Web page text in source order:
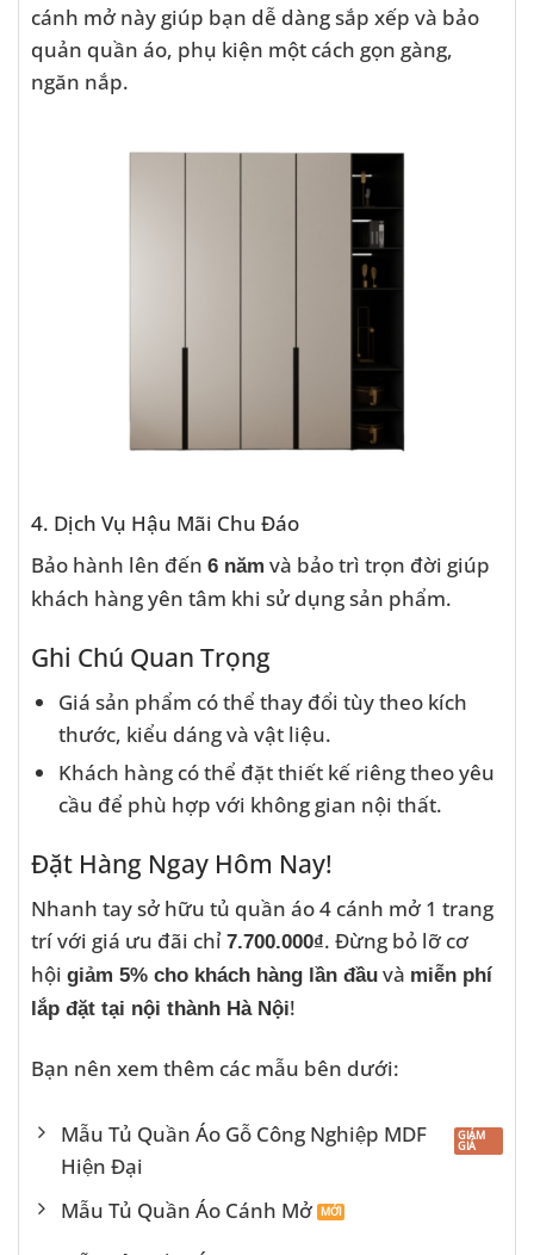
cánh mở này giúp bạn dễ dàng sắp xếp và bảo
quản quần áo, phụ kiện một cách gọn gàng,
ngăn nắp.
4. Dịch Vụ Hậu Mãi Chu Đáo
Bảo hành lên đến 6 năm và bảo trì trọn đời giúp
khách hàng yên tâm khi sử dụng sản phẩm.
Ghi Chú Quan Trọng
Giá sản phẩm có thể thay đổi tùy theo kích
thước, kiểu dáng và vật liệu.
Khách hàng có thể đặt thiết kế riêng theo yêu
cầu để phù hợp với không gian nội thất.
Đặt Hàng Ngay Hôm Nay!
Nhanh tay sở hữu tủ quần áo 4 cánh mở 1 trang
trí với giá ưu đãi chỉ 7.700.000₫. Đừng bỏ lỡ cơ
hội giảm 5% cho khách hàng lần đầu và miễn phí
lắp đặt tại nội thành Hà Nội!
Bạn nên xem thêm các mẫu bên dưới:
Mẫu Tủ Quần Áo Gỗ Công Nghiệp MDF
Hiện Đại
Mẫu Tủ Quần Áo Cánh Mở